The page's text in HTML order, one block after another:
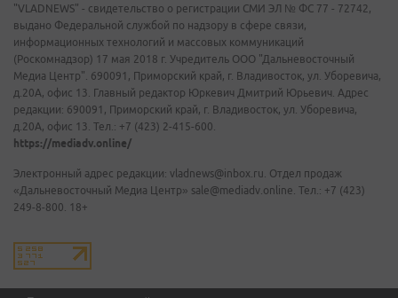
"VLADNEWS" - свидетельство о регистрации СМИ ЭЛ № ФС 77 - 72742,
выдано Федеральной службой по надзору в сфере связи,
информационных технологий и массовых коммуникаций
(Роскомнадзор) 17 мая 2018 г. Учредитель ООО "Дальневосточный
Медиа Центр". 690091, Приморский край, г. Владивосток, ул. Уборевича,
д.20А, офис 13. Главный редактор Юркевич Дмитрий Юрьевич. Адрес
редакции: 690091, Приморский край, г. Владивосток, ул. Уборевича,
д.20А, офис 13. Тел.: +7 (423) 2-415-600.
https://mediadv.online/
Электронный адрес редакции: vladnews@inbox.ru. Отдел продаж
«Дальневосточный Медиа Центр» sale@mediadv.online. Тел.: +7 (423)
249-8-800. 18+